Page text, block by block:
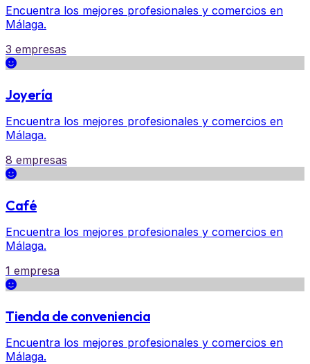
Encuentra los mejores profesionales y comercios en
Málaga.
3 empresas
Joyería
Encuentra los mejores profesionales y comercios en
Málaga.
8 empresas
Café
Encuentra los mejores profesionales y comercios en
Málaga.
1 empresa
Tienda de conveniencia
Encuentra los mejores profesionales y comercios en
Málaga.